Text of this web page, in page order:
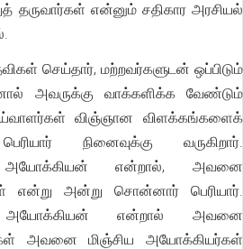
தருவார்கள் என்னும் சதிகார அரசியல்
செய்தார், மற்றவர்களுடன் ஒப்பிடும்
அவருக்கு வாக்களிக்க வேண்டும்
விஞ்ஞான விளக்கங்களைக்
நினைவுக்கு வருகிறார்.
அயோக்கியன் என்றால், அவனை
என்று அன்று சொன்னார் பெரியார்.
அயோக்கியன் என்றால் அவனை
அவனை மிஞ்சிய அயோக்கியர்கள்